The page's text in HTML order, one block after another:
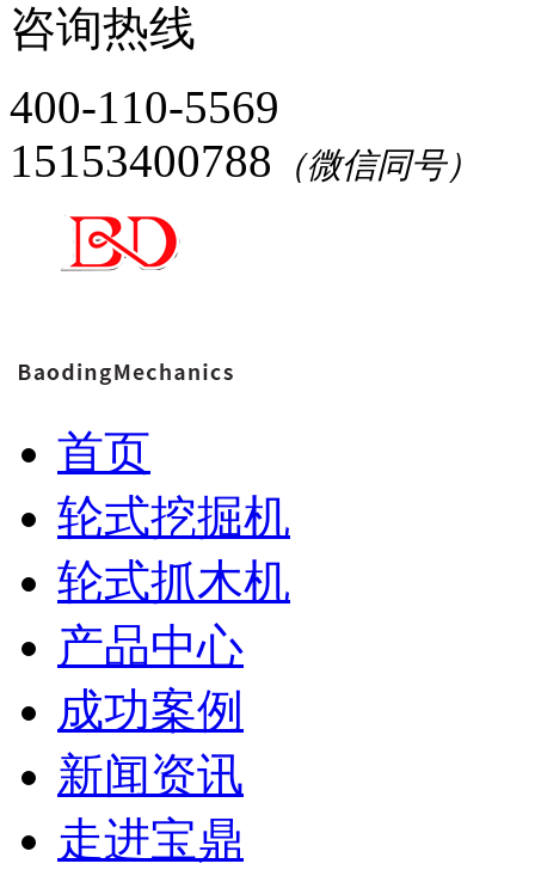
咨询热线
400-110-5569
15153400788 （微信同号）
首页
轮式挖掘机
轮式抓木机
产品中心
成功案例
新闻资讯
走进宝鼎